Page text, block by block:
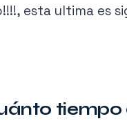
esta ultima es
tiempo